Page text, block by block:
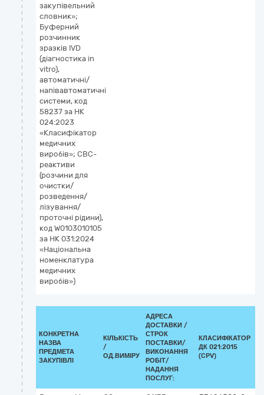
закупівельний
словник»;
Буферний
розчинник
зразків IVD
(діагностика in
vitro),
автоматичні/
напівавтоматичні
системи, код
58237 за НК
024:2023
«Класифікатор
медичних
виробів»; CBC-
реактиви
(розчини для
очистки/
розведення/
лізування/
проточні рідини),
код W0103010105
за НК 031:2024
«Національна
номенклатура
медичних
виробів»)
КОНКРЕТНА
НАЗВА
ПРЕДМЕТА
ЗАКУПІВЛІ
КІЛЬКІСТЬ
/
ОД.ВИМІРУ
АДРЕСА
ДОСТАВКИ /
СТРОК
ПОСТАВКИ/
ВИКОНАННЯ
РОБІТ/
НАДАННЯ
ПОСЛУГ:
КЛАСИФІКАТОР
ДК 021:2015
(CPV)